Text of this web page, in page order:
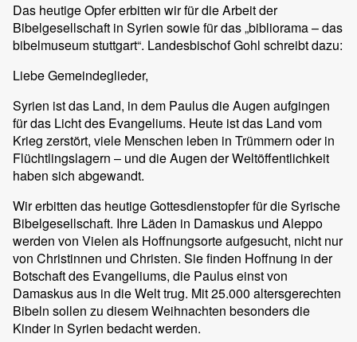
Das heutige Opfer erbitten wir für die Arbeit der
Bibelgesellschaft in Syrien sowie für das „bibliorama – das
bibelmuseum stuttgart“. Landesbischof Gohl schreibt dazu:
Liebe Gemeindeglieder,
Syrien ist das Land, in dem Paulus die Augen aufgingen
für das Licht des Evangeliums. Heute ist das Land vom
Krieg zerstört, viele Menschen leben in Trümmern oder in
Flüchtlingslagern – und die Augen der Weltöffentlichkeit
haben sich abgewandt.
Wir erbitten das heutige Gottesdienstopfer für die Syrische
Bibelgesellschaft. Ihre Läden in Damaskus und Aleppo
werden von Vielen als Hoffnungsorte aufgesucht, nicht nur
von Christinnen und Christen. Sie finden Hoffnung in der
Botschaft des Evangeliums, die Paulus einst von
Damaskus aus in die Welt trug. Mit 25.000 altersgerechten
Bibeln sollen zu diesem Weihnachten besonders die
Kinder in Syrien bedacht werden.